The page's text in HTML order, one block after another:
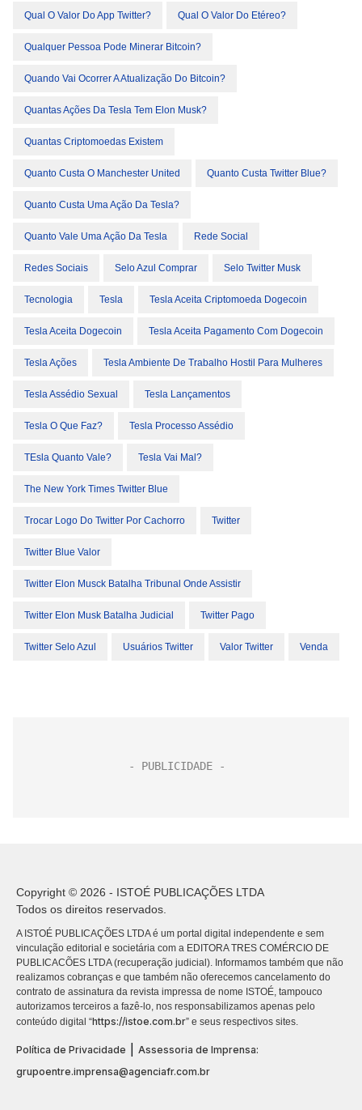
Qual O Valor Do App Twitter? Qual O Valor Do Etéreo?
Qualquer Pessoa Pode Minerar Bitcoin?
Quando Vai Ocorrer A Atualização Do Bitcoin?
Quantas Ações Da Tesla Tem Elon Musk?
Quantas Criptomoedas Existem
Quanto Custa O Manchester United Quanto Custa Twitter Blue?
Quanto Custa Uma Ação Da Tesla?
Quanto Vale Uma Ação Da Tesla Rede Social
Redes Sociais Selo Azul Comprar Selo Twitter Musk
Tecnologia Tesla Tesla Aceita Criptomoeda Dogecoin
Tesla Aceita Dogecoin Tesla Aceita Pagamento Com Dogecoin
Tesla Ações Tesla Ambiente De Trabalho Hostil Para Mulheres
Tesla Assédio Sexual Tesla Lançamentos
Tesla O Que Faz? Tesla Processo Assédio
TEsla Quanto Vale? Tesla Vai Mal?
The New York Times Twitter Blue
Trocar Logo Do Twitter Por Cachorro Twitter
Twitter Blue Valor
Twitter Elon Musck Batalha Tribunal Onde Assistir
Twitter Elon Musk Batalha Judicial Twitter Pago
Twitter Selo Azul Usuários Twitter Valor Twitter Venda
Copyright © 2026 - ISTOÉ PUBLICAÇÕES LTDA
Todos os direitos reservados.
A ISTOÉ PUBLICAÇÕES LTDA é um portal digital independente e sem
vinculação editorial e societária com a EDITORA TRES COMÉRCIO DE
PUBLICACÕES LTDA (recuperação judicial). Informamos também que não
realizamos cobranças e que também não oferecemos cancelamento do
contrato de assinatura da revista impressa de nome ISTOÉ, tampouco
autorizamos terceiros a fazê-lo, nos responsabilizamos apenas pelo
conteúdo digital “https://istoe.com.br” e seus respectivos sites.
Política de Privacidade
Assessoria de Imprensa:
grupoentre.imprensa@agenciafr.com.br